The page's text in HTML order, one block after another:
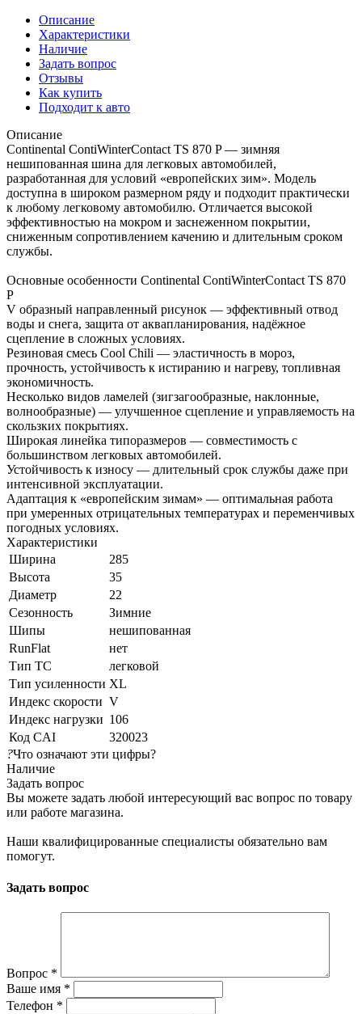
Описание
Характеристики
Наличие
Задать вопрос
Отзывы
Как купить
Подходит к авто
Описание
Continental ContiWinterContact TS 870 P — зимняя
нешипованная шина для легковых автомобилей,
разработанная для условий «европейских зим». Модель
доступна в широком размерном ряду и подходит практически
к любому легковому автомобилю. Отличается высокой
эффективностью на мокром и заснеженном покрытии,
сниженным сопротивлением качению и длительным сроком
службы.
Основные особенности Continental ContiWinterContact TS 870
P
V образный направленный рисунок — эффективный отвод
воды и снега, защита от аквапланирования, надёжное
сцепление в сложных условиях.
Резиновая смесь Cool Chili — эластичность в мороз,
прочность, устойчивость к истиранию и нагреву, топливная
экономичность.
Несколько видов ламелей (зигзагообразные, наклонные,
волнообразные) — улучшенное сцепление и управляемость на
скользких покрытиях.
Широкая линейка типоразмеров — совместимость с
большинством легковых автомобилей.
Устойчивость к износу — длительный срок службы даже при
интенсивной эксплуатации.
Адаптация к «европейским зимам» — оптимальная работа
при умеренных отрицательных температурах и переменчивых
погодных условиях.
Характеристики
Ширина
285
Высота
35
Диаметр
22
Сезонность
Зимние
Шипы
нешипованная
RunFlat
нет
Тип ТС
легковой
Тип усиленности XL
Индекс скорости V
Индекс нагрузки 106
Код CAI
320023
?Что означают эти цифры?
Наличие
Задать вопрос
Вы можете задать любой интересующий вас вопрос по товару
или работе магазина.
Наши квалифицированные специалисты обязательно вам
помогут.
Задать вопрос
Вопрос *
Ваше имя *
Телефон *